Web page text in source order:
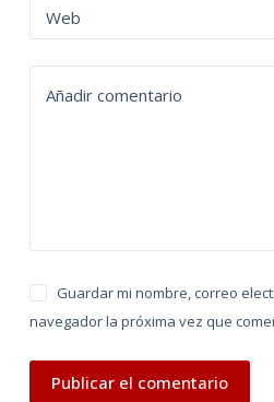
Web
Añadir comentario
Guardar mi nombre, correo
navegador la próxima vez que
Publicar el comentario
a
t